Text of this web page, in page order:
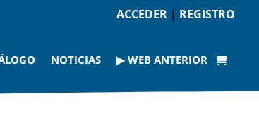
ACCEDER | REGISTRO
NOTICIAS ▶ WEB ANTERIOR